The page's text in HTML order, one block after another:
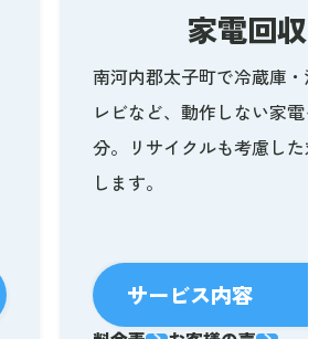
家電回収
南河内郡太子町で冷蔵庫・洗
レビなど、動作しない家電も
分。リサイクルも考慮した対
します。
サービス内容